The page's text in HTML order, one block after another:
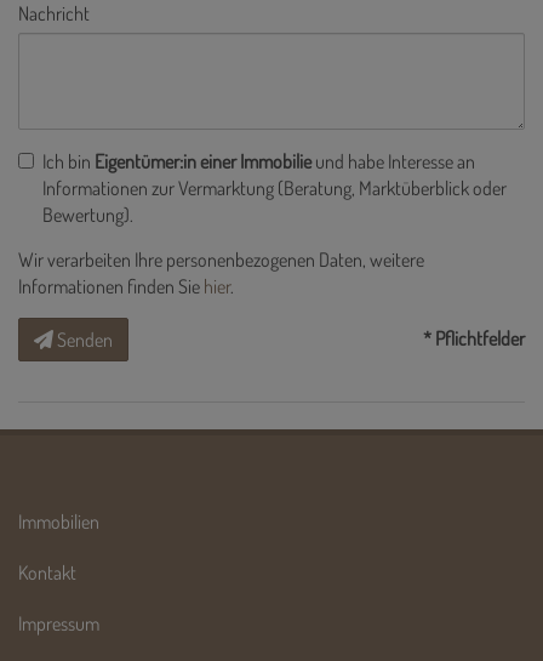
Nachricht
Ich bin Eigentümer:in einer Immobilieund habe Interesse an
Informationen zur Vermarktung (Beratung, Marktüberblick oder
Bewertung).
Wir verarbeiten Ihre personenbezogenen Daten, weitere
Informationen finden Sie hier.
Senden * Pflichtfelder
Immobilien
Kontakt
Impressum